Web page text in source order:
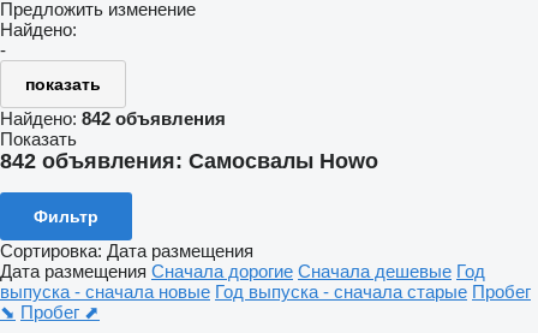
Предложить изменение
Найдено:
-
показать
Найдено: 842 объявления
Показать
842 объявления: Самосвалы Howo
Фильтр
Сортировка: Дата размещения
Дата размещения Сначала дорогие Сначала дешевые Год
выпуска - сначала новые Год выпуска - сначала старые Пробег
⬊ Пробег ⬈